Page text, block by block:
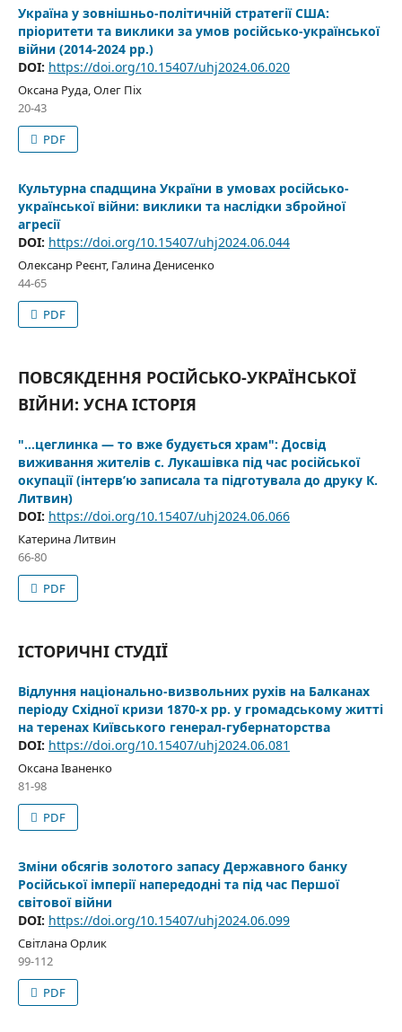
Україна у зовнішньо-політичній стратегії США:
пріоритети та виклики за умов російсько-української
війни (2014-2024 рр.)
DOI: https://doi.org/10.15407/uhj2024.06.020
Оксана Руда, Олег Піх
20-43
PDF
Культурна спадщина України в умовах російсько-
української війни: виклики та наслідки збройної
агресії
DOI: https://doi.org/10.15407/uhj2024.06.044
Олексанр Реєнт, Галина Денисенко
44-65
PDF
ПОВСЯКДЕННЯ РОСІЙСЬКО-УКРАЇНСЬКОЇ
ВІЙНИ: УСНА ІСТОРІЯ
"…цеглинка — то вже будується храм": Досвід
виживання жителів с. Лукашівка під час російської
окупації (інтерв’ю записала та підготувала до друку К.
Литвин)
DOI: https://doi.org/10.15407/uhj2024.06.066
Катерина Литвин
66-80
PDF
ІСТОРИЧНІ СТУДІЇ
Відлуння національно-визвольних рухів на Балканах
періоду Східної кризи 1870-х рр. у громадському житті
на теренах Київського генерал-губернаторства
DOI: https://doi.org/10.15407/uhj2024.06.081
Оксана Іваненко
81-98
PDF
Зміни обсягів золотого запасу Державного банку
Російської імперії напередодні та під час Першої
світової війни
DOI: https://doi.org/10.15407/uhj2024.06.099
Світлана Орлик
99-112
PDF